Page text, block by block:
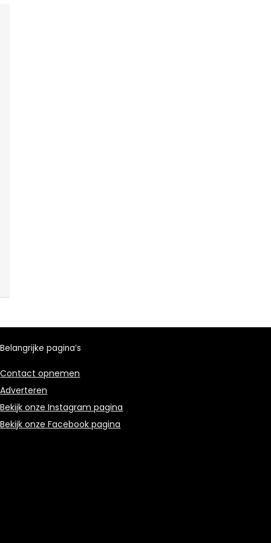
Belangrijke pagina’s
Contact opnemen
Adverteren
Bekijk onze Instagram pagina
Bekijk onze Facebook pagina